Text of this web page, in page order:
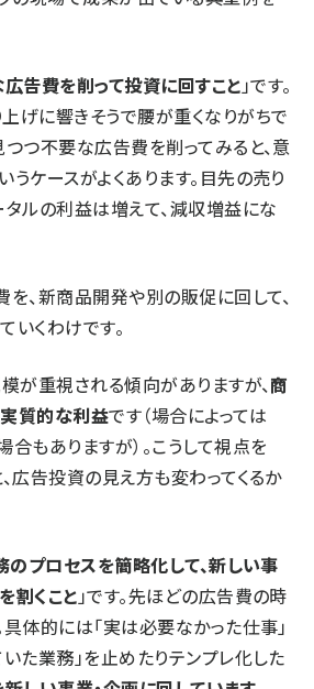
告費を削って投資に回すこと」です。
げに響きそうで腰が重くなりがちで
つつ不要な広告費を削ってみると、意
ケースがよくあります。目先の売り
タルの利益は増えて、減収増益にな
を、新商品開発や別の販促に回して、
いくわけです。
が重視される傾向がありますが、商
質的な利益です（場合によっては
もありますが）。こうして視点を
広告投資の見え方も変わってくるか
のプロセスを簡略化して、新しい事
割くこと」です。先ほどの広告費の時
体的には「実は必要なかった仕事」
た業務」を止めたりテンプレ化した